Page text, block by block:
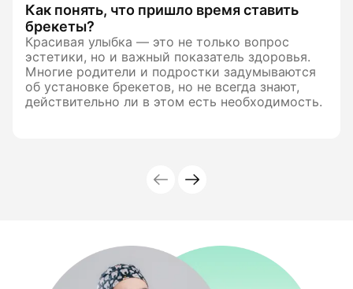
Как понять, что пришло время ставить
брекеты?
Красивая улыбка — это не только вопрос
эстетики, но и важный показатель здоровья.
Многие родители и подростки задумываются
об установке брекетов, но не всегда знают,
действительно ли в этом есть необходимость.